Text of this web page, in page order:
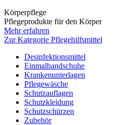
Körperpflege
Pflegeprodukte für den Körper
Mehr erfahren
Zur Kategorie Pflegehilfsmittel
Desinfektionsmittel
Einmalhandschuhe
Krankenunterlagen
Pflegewäsche
Schutzauflagen
Schutzkleidung
Schutzschürzen
Zubehör